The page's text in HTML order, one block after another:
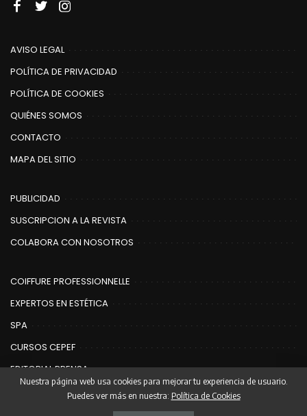
AVISO LEGAL
POLÍTICA DE PRIVACIDAD
POLÍTICA DE COOKIES
QUIÉNES SOMOS
CONTACTO
MAPA DEL SITIO
PUBLICIDAD
SUSCRIPCION A LA REVISTA
COLABORA CON NOSOTROS
COIFFURE PROFESSIONNELLE
EXPERTOS EN ESTÉTICA
SPA
CURSOS CEPEF
EDITORIAL PRENSA
Nuestra página web usa cookies para mejorar tu experiencia de usuario.
Puedes ver más en nuestra: Política de Cookies